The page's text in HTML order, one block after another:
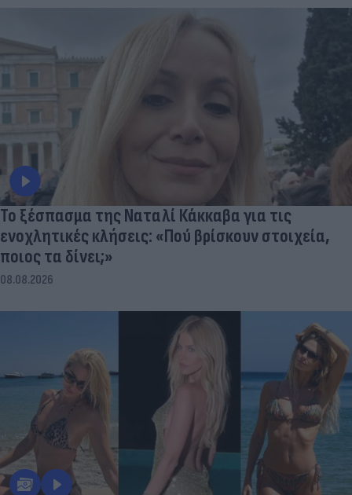
Το ξέσπασμα της Ναταλί Κάκκαβα για τις
ενοχλητικές κλήσεις: «Πού βρίσκουν στοιχεία,
ποιος τα δίνει;»
08.08.2026